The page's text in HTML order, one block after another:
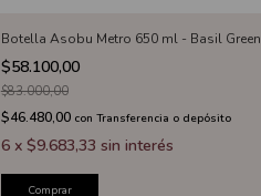
Botella Asobu Metro 650 ml - Basil Green
$58.100,00
$83.000,00
$46.480,00 con Transferencia o depósito
6 x $9.683,33 sin interés
Comprar